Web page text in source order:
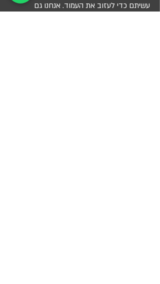
עשיתם כדי לעזוב את העמוד. אנחנו גם